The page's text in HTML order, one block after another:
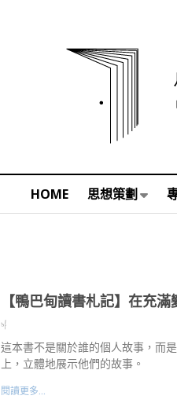
HOME 思想策劃
【鴨巴甸讀書札記】在充
sf
這本書不是關於誰的個人故事，而
上，立體地展示他們的故事。
閱讀更多...